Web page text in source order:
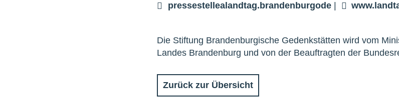
pressestellealandtag.brandenburgode|
Die Stiftung Brandenburgische Gedenkstätten wird vom
Landes Brandenburg und von der Beauftragten der
Zurück zur Übersicht